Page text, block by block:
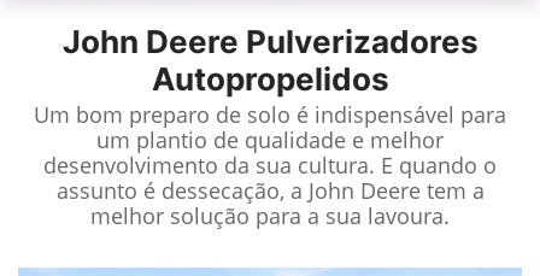
John Deere Pulverizadores
Autopropelidos
Um bom preparo de solo é indispensável para
um plantio de qualidade e melhor
desenvolvimento da sua cultura. E quando o
assunto é dessecação, a John Deere tem a
melhor solução para a sua lavoura.